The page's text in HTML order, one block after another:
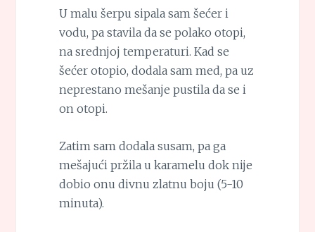
U malu šerpu sipala sam šećer i
vodu, pa stavila da se polako otopi,
na srednjoj temperaturi. Kad se
šećer otopio, dodala sam med, pa uz
neprestano mešanje pustila da se i
on otopi.
Zatim sam dodala susam, pa ga
mešajući pržila u karamelu dok nije
dobio onu divnu zlatnu boju (5-10
minuta).